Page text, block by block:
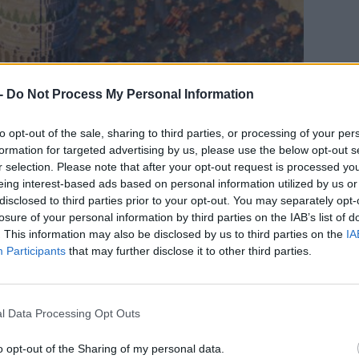
Do Not Process My Personal Information
opt-out of the sale, sharing to third parties, or processing of your
for targeted advertising by us, please use the below opt-out
selection. Please note that after your opt-out request is processed
interest-based ads based on personal information utilized by us
to third parties prior to your opt-out. You may separately
of your personal information by third parties on the IAB’s list of
This information may also be disclosed by us to third parties on the
Participants that may further disclose it to other third parties.
Data Processing Opt Outs
opt-out of the Sharing of my personal data.
számára lehet ismerős, akik hallottak már az
Dungeon?, rövidebb nevénDanMachicímű
osztott város a jellegzetes arénával, na
hihetetlen aprólékossággal lett
- sőt, magából a toronyból még le is